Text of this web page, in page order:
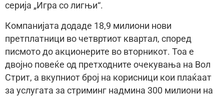
серија „Игра со лигњи“.
Компанијата додаде 18,9 милиони нови
претплатници во четвртиот квартал, според
писмото до акционерите во вторникот. Тоа е
двојно повеќе од претходните очекувања на Вол
Стрит, а вкупниот број на корисници кои плаќаат
за услугата за стриминг надмина 300 милиони на